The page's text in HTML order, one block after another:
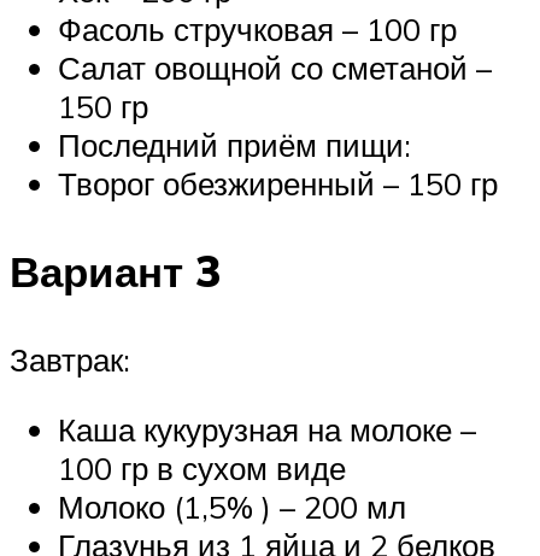
Фасоль стручковая – 100 гр
Салат овощной со сметаной –
150 гр
Последний приём пищи:
Творог обезжиренный – 150 гр
Вариант 3
Завтрак:
Каша кукурузная на молоке –
100 гр в сухом виде
Молоко (1,5% ) – 200 мл
Глазунья из 1 яйца и 2 белков